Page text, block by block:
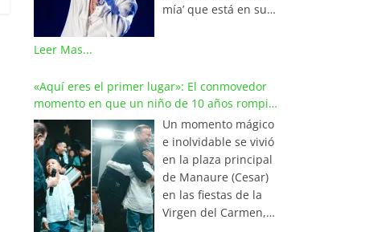
mía’ que está en su
de los listados
musicales en
Colombia y países de
América y Europa.
Esta emotiva
composición del
maestro Wilfran
Castillo se posicionó
en el primer lugar de
Leer Mas...
«Aquí eres el primer lugar»: El conmovedor
momento en que un niño de 10 años rompió
en llanto al cantar con Iván Villazón
Un momento mágico
e inolvidable se vivió
en la plaza principal
de Manaure (Cesar)
en las fiestas de la
Virgen del Carmen,